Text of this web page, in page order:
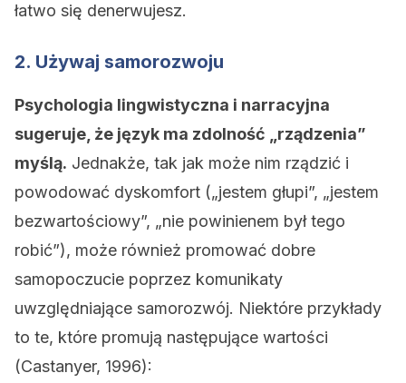
łatwo się denerwujesz.
2. Używaj samorozwoju
Psychologia lingwistyczna i narracyjna
sugeruje, że język ma zdolność „rządzenia”
myślą. Jednakże, tak jak może nim rządzić i
powodować dyskomfort („jestem głupi”, „jestem
bezwartościowy”, „nie powinienem był tego
robić”), może również promować dobre
samopoczucie poprzez komunikaty
uwzględniające samorozwój. Niektóre przykłady
to te, które promują następujące wartości
(Castanyer, 1996):